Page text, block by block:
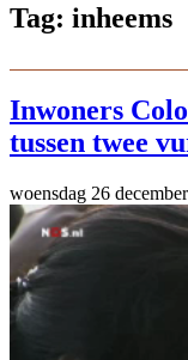
Tag: inheems
Inwoners
tussen twee
woensdag 26